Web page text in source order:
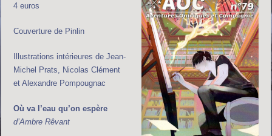
4 euros
Couverture de Pinlin
Illustrations intérieures de Jean-
Michel Prats, Nicolas Clément
et Alexandre Pompougnac
Où va l’eau qu’on espère
d’Ambre Rêvant